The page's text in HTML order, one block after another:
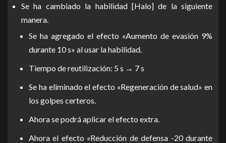
Se ha cambiado la habilidad [Halo] de la siguiente
manera.
Se ha agregado el efecto «Aumento de evasión 9%
durante 10 s» al usar la habilidad.
Tiempo de reutilización: 5 s → 7 s
Se ha eliminado el efecto «Regeneración de salud» en
los golpes certeros.
Ahora se podrá aplicar el efecto extra.
Ahora el efecto «Reducción de defensa -20 durante